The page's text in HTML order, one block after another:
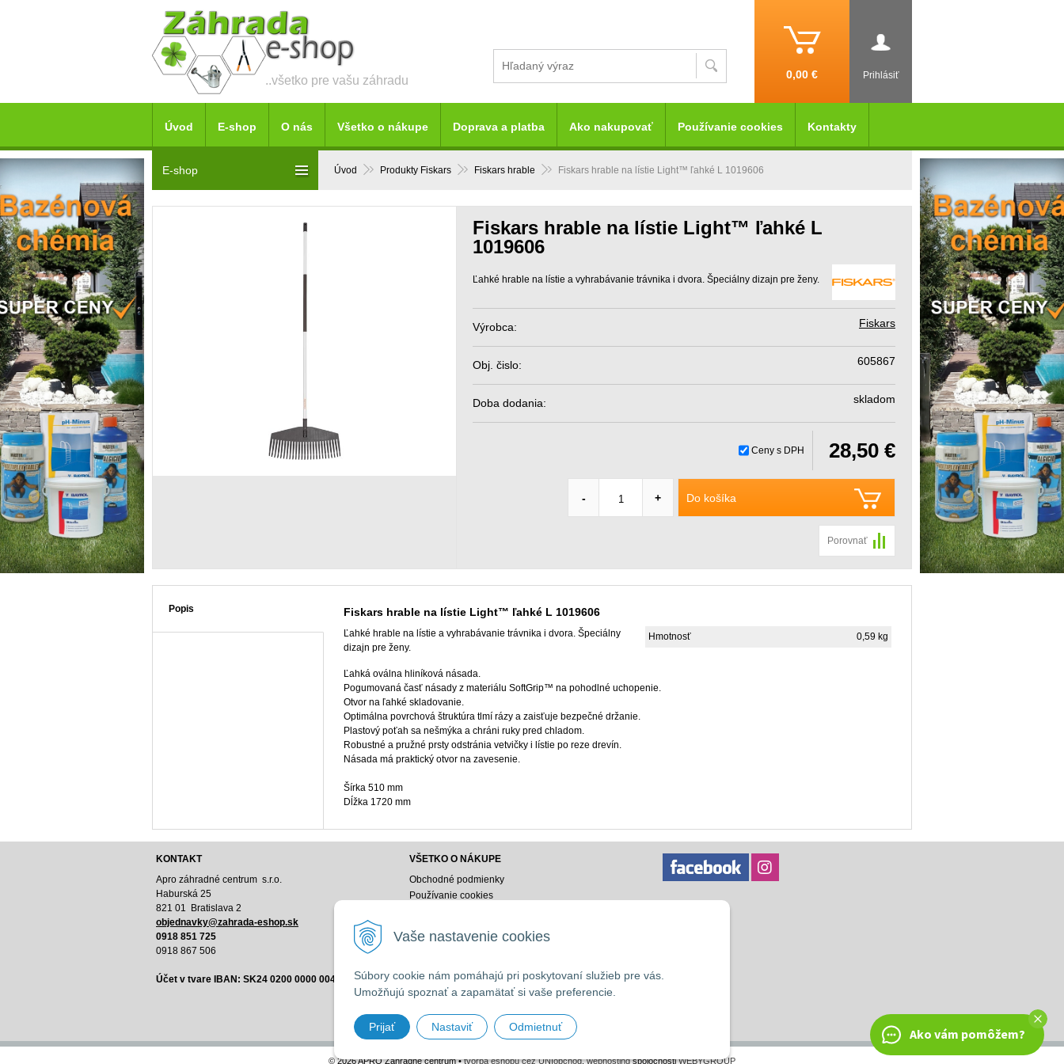
Vaše nastavenie cookies
Súbory cookie nám pomáhajú pri poskytovaní služieb pre vás.
Umožňujú spoznať a zapamätať si vaše preferencie.
Prijať Nastaviť Odmietnuť
..všetko pre vašu záhradu Prihlásiť
0,00 €
Úvod Produkty Fiskars Fiskars hrable Fiskars hrable na lístie Light™ ľahké L 1019606
Fiskars hrable na lístie Light™ ľahké L
1019606
Ľahké hrable na lístie a vyhrabávanie trávnika i dvora. Špeciálny dizajn pre ženy.
Výrobca: Fiskars
Obj. čislo: 605867
Doba dodania: skladom
Ceny s DPH 28,50 €
Do košíka
- +
Porovnať
Popis Fiskars hrable na lístie Light™ ľahké L 1019606
Hmotnosť 0,59 kg
Ľahké hrable na lístie a vyhrabávanie trávnika i dvora. Špeciálny
dizajn pre ženy.
Ľahká oválna hliníková násada.
Pogumovaná časť násady z materiálu SoftGrip™ na pohodlné uchopenie.
Otvor na ľahké skladovanie.
Optimálna povrchová štruktúra tlmí rázy a zaisťuje bezpečné držanie.
Plastový poťah sa nešmýka a chráni ruky pred chladom.
Robustné a pružné prsty odstránia vetvičky i lístie po reze drevín.
Násada má praktický otvor na zavesenie.
Šírka 510 mm
Dĺžka 1720 mm
E-shop
Úvod E-shop O nás Všetko o nákupe Doprava a platba Ako nakupovať Používanie cookies Kontakty
KONTAKT
Apro záhradné centrum s.r.o.
Haburská 25
821 01 Bratislava 2
objednavky@zahrada-eshop.sk
0918 851 725
0918 867 506
Účet v tvare IBAN: SK24 0200 0000 0040 8032 9153
VŠETKO O NÁKUPE
Obchodné podmienky
Používanie cookies
Ochrana osobných údajov
© 2026 APRO Záhradné centrum •tvorba eshopu cez UNIobchod,webhostingspoločnostiWEBYGROUP
Ako vám pomôžem?